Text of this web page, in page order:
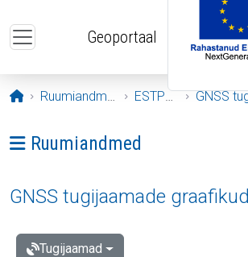
Geoportaal
Avaleht
Ruumiandmed ESTPOS GNSS
Ava menüü: Ruumiandmed
Ruumiandmed
GNSS tugijaamade graafikud
Tugijaamad